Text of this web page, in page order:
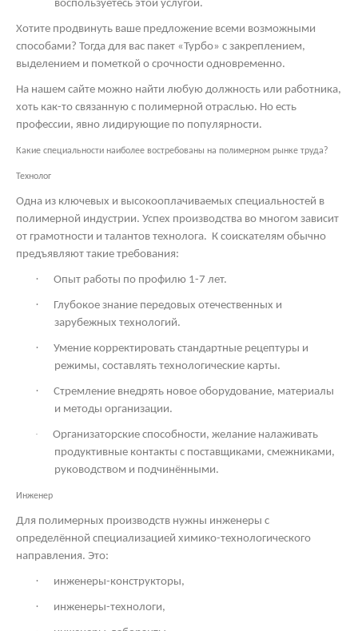
воспользуетесь этой услугой.
Хотите продвинуть ваше предложение всеми возможными
способами? Тогда для вас пакет «Турбо» с закреплением,
выделением и пометкой о срочности одновременно.
На нашем сайте можно найти любую должность или работника,
хоть как-то связанную с полимерной отраслью. Но есть
профессии, явно лидирующие по популярности.
Какие специальности наиболее востребованы на полимерном рынке труда?
Технолог
Одна из ключевых и высокооплачиваемых специальностей в
полимерной индустрии. Успех производства во многом зависит
от грамотности и талантов технолога. К соискателям обычно
предъявляют такие требования:
· Опыт работы по профилю 1-7 лет.
·
Глубокое знание передовых отечественных и
зарубежных технологий.
·
Умение корректировать стандартные рецептуры и
режимы, составлять технологические карты.
·
Стремление внедрять новое оборудование, материалы
и методы организации.
·
Организаторские способности, желание налаживать
продуктивные контакты с поставщиками, смежниками,
руководством и подчинёнными.
Инженер
Для полимерных производств нужны инженеры с
определённой специализацией химико-технологического
направления. Это:
· инженеры-конструкторы,
· инженеры-технологи,